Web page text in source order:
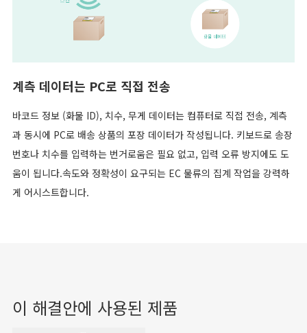
계측 데이터는 PC로 직접 전송
바코드 정보 (화물 ID), 치수, 무게 데이터는 컴퓨터로 직접 전송, 계측
과 동시에 PC로 배송 상품의 포장 데이터가 작성됩니다. 키보드로 송장
번호나 치수를 입력하는 번거로움은 필요 없고, 입력 오류 방지에도 도
움이 됩니다.속도와 정확성이 요구되는 EC 물류의 집계 작업을 강력하
게 어시스트합니다.
이 해결안에 사용된 제품